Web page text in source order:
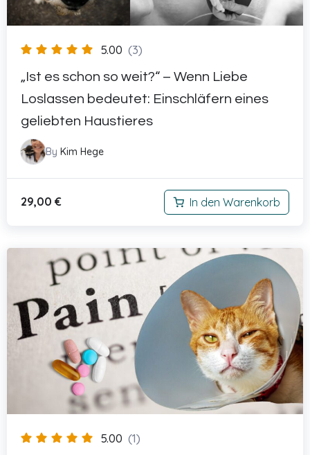
5.00 (3)
„Ist es schon so weit?“ – Wenn Liebe
Loslassen bedeutet: Einschläfern eines
geliebten Haustieres
By Kim Hege
29,00 € In den Warenkorb
5.00 (1)